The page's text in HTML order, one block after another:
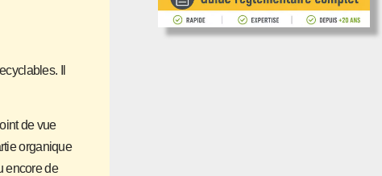
Il
de vue
organique
encore de